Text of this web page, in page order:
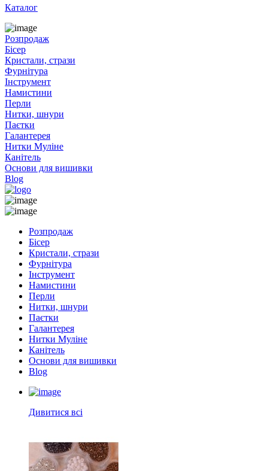
Каталог
Розпродаж
Бісер
Кристали, стрази
Фурнітура
Інструмент
Намистини
Перли
Нитки, шнури
Паєтки
Галантерея
Нитки Муліне
Канітель
Основи для вишивки
Blog
Розпродаж
Бісер
Кристали, стрази
Фурнітура
Інструмент
Намистини
Перли
Нитки, шнури
Паєтки
Галантерея
Нитки Муліне
Канітель
Основи для вишивки
Blog
Дивитися всі